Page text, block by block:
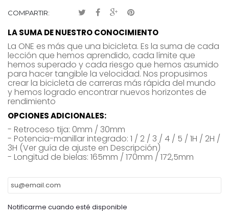
COMPARTIR:
LA SUMA DE NUESTRO CONOCIMIENTO
La ONE es más que una bicicleta. Es la suma de cada
lección que hemos aprendido, cada límite que
hemos superado y cada riesgo que hemos asumido
para hacer tangible la velocidad. Nos propusimos
crear la bicicleta de carreras más rápida del mundo
y hemos logrado encontrar nuevos horizontes de
rendimiento
OPCIONES ADICIONALES:
- Retroceso tija: 0mm / 30mm
- Potencia-manillar integrado: 1 / 2 / 3 / 4 / 5 / 1H / 2H /
3H (Ver guía de ajuste en Descripción)
- Longitud de bielas: 165mm / 170mm / 172,5mm
Notificarme cuando esté disponible